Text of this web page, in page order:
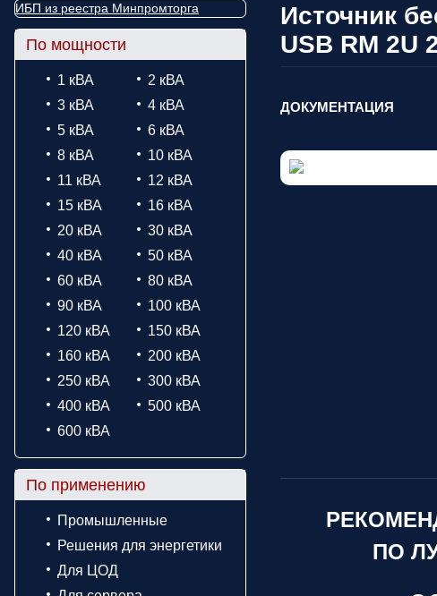
ИБП из реестра Минпромторга
По мощности
1 кВА
2 кВА
3 кВА
4 кВА
5 кВА
6 кВА
8 кВА
10 кВА
11 кВА
12 кВА
15 кВА
16 кВА
20 кВА
30 кВА
40 кВА
50 кВА
60 кВА
80 кВА
90 кВА
100 кВА
120 кВА
150 кВА
160 кВА
200 кВА
250 кВА
300 кВА
400 кВА
500 кВА
600 кВА
По применению
Промышленные
Решения для энергетики
Для ЦОД
Источник
USB RM 2U
ДОКУМЕНТАЦИЯ
ПО